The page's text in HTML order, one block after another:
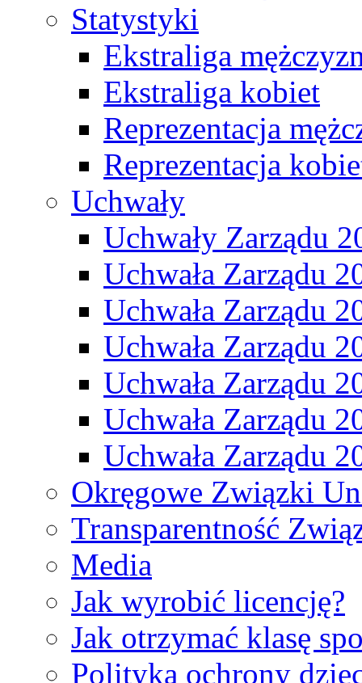
Statystyki
Ekstraliga
Ekstraliga kobiet
Reprezentacja
Reprezentacja
Uchwały
Uchwały Zarządu
Uchwała Zarządu
Uchwała Zarządu
Uchwała Zarządu
Uchwała Zarządu
Uchwała Zarządu
Uchwała Zarządu
Okręgowe Związki
Transparentność
Media
Jak wyrobić licencję?
Jak otrzymać klasę
Polityka ochrony